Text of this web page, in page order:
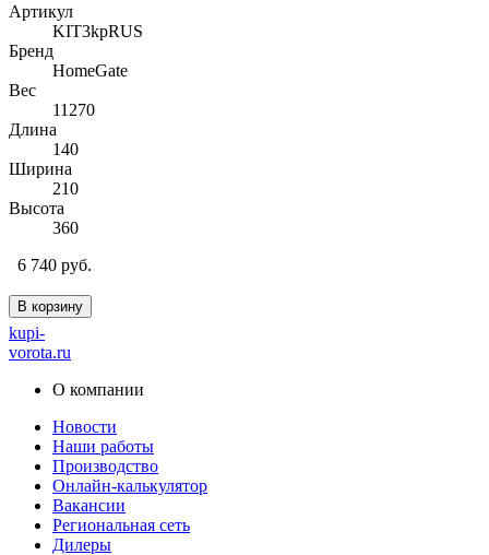
Артикул
KIT3kpRUS
Бренд
HomeGate
Вес
11270
Длина
140
Ширина
210
Высота
360
6 740 руб.
В корзину
kupi-
vorota.ru
О компании
Новости
Наши работы
Производство
Онлайн-калькулятор
Вакансии
Региональная сеть
Дилеры